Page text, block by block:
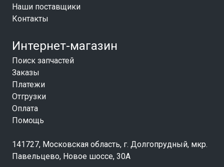
Наши поставщики
Контакты
Интернет-магазин
Поиск запчастей
Заказы
Платежи
Отгрузки
Оплата
Помощь
141727, Московская область, г. Долгопрудный, мкр.
Павельцево, Новое шоссе, 30А